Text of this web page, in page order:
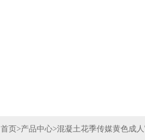
首页>产品中心>混凝土花季传媒黄色成